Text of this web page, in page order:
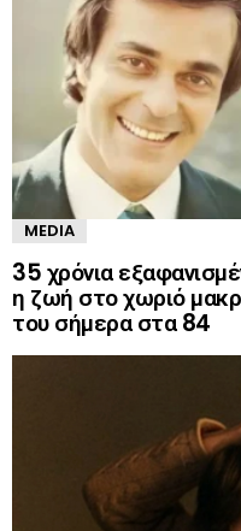
MEDIA
35 χρόνια
η ζωή στο χωριό
του σήμερα στα 84